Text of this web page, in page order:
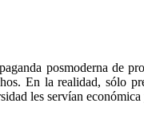
posmoderna de
En la realidad, sólo
les servían